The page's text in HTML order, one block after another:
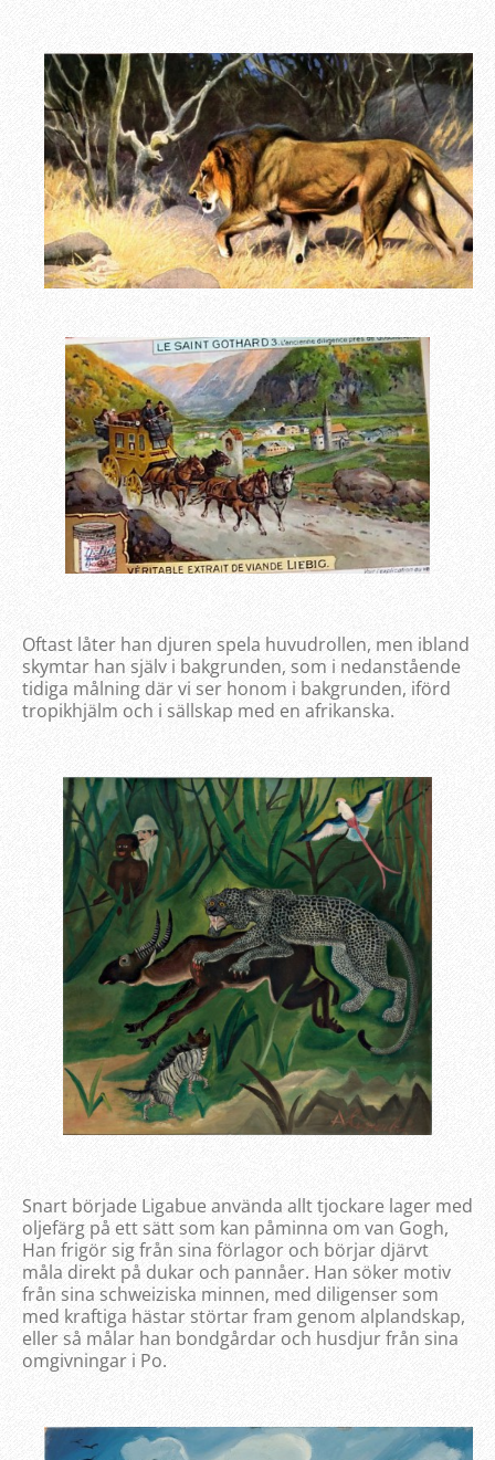
Oftast låter han djuren spela huvudrollen, men ibland
skymtar han själv i bakgrunden, som i nedanstående
tidiga målning där vi ser honom i bakgrunden, iförd
tropikhjälm och i sällskap med en afrikanska.
Snart började Ligabue använda allt tjockare lager med
oljefärg på ett sätt som kan påminna om van Gogh,
Han frigör sig från sina förlagor och börjar djärvt
måla direkt på dukar och pannåer. Han söker motiv
från sina schweiziska minnen, med diligenser som
med kraftiga hästar störtar fram genom alplandskap,
eller så målar han bondgårdar och husdjur från sina
omgivningar i Po.